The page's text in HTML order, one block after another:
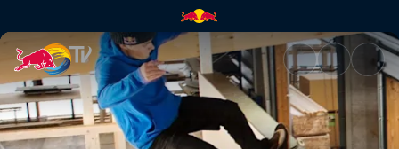
Warehouse Paradise | Red